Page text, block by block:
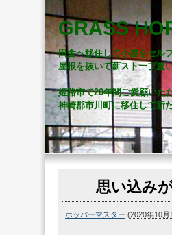
GRASS
田舎へ移住して小屋をセル
屋根を抜いて薪ストーブ置
姫路市で20年間ご愛顧いた
神崎郡市川町に移住して新
思い込み
ホッパーマスター (2020年10月